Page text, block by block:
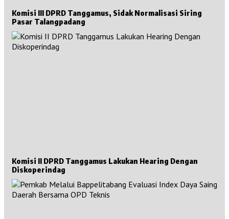
Komisi III DPRD Tanggamus, Sidak Normalisasi Siring
Pasar Talangpadang
Komisi II DPRD Tanggamus Lakukan Hearing Dengan
Diskoperindag